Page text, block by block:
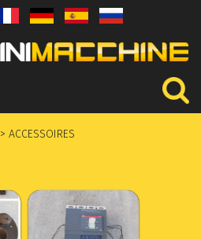
> ACCESSOIRES